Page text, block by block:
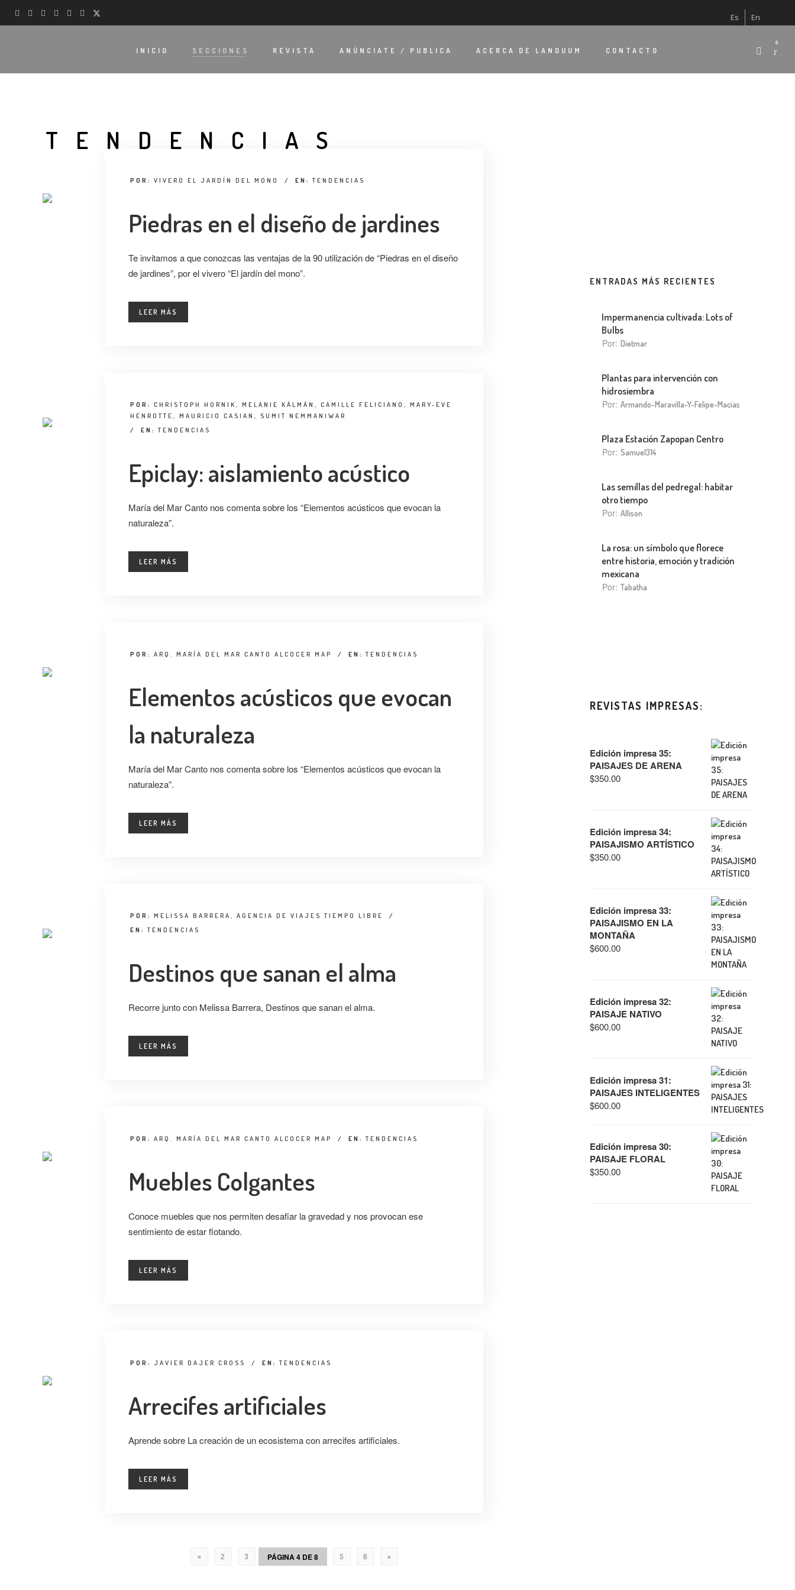
Es En
INICIO SECCIONES REVISTA ANÚNCIATE / PUBLICA ACERCA DE LANDUUM CONTACTO
0
TENDENCIAS
POR: VIVERO EL JARDÍN DEL MONO / EN:TENDENCIAS
Piedras en el diseño de jardines
Te invitamos a que conozcas las ventajas de la 90 utilización de “Piedras en el diseño
de jardines”, por el vivero “El jardín del mono”.
LEER MÁS
POR: CHRISTOPH HORNIK, MELANIE KÁLMÁN, CAMILLE FELICIANO, MARY-EVE
HENROTTE, MAURICIO CASIAN, SUMIT NEMMANIWAR
/
EN:TENDENCIAS
Epiclay: aislamiento acústico
María del Mar Canto nos comenta sobre los “Elementos acústicos que evocan la
naturaleza”.
LEER MÁS
POR: ARQ. MARÍA DEL MAR CANTO ALCOCER MAP / EN:TENDENCIAS
Elementos acústicos que evocan
la naturaleza
María del Mar Canto nos comenta sobre los “Elementos acústicos que evocan la
naturaleza”.
LEER MÁS
POR: MELISSA BARRERA, AGENCIA DE VIAJES TIEMPO LIBRE
/
EN:TENDENCIAS
Destinos que sanan el alma
Recorre junto con Melissa Barrera, Destinos que sanan el alma.
LEER MÁS
POR: ARQ. MARÍA DEL MAR CANTO ALCOCER MAP / EN:TENDENCIAS
Muebles Colgantes
Conoce muebles que nos permiten desafiar la gravedad y nos provocan ese
sentimiento de estar flotando.
LEER MÁS
POR: JAVIER DAJER CROSS / EN:TENDENCIAS
Arrecifes artificiales
Aprende sobre La creación de un ecosistema con arrecifes artificiales.
LEER MÁS
« 2 3 PÁGINA 4 DE 8 5 6 »
ENTRADAS MÁS RECIENTES
Impermanencia cultivada: Lots of
Bulbs
Por: Dietmar
Plantas para intervención con
hidrosiembra
Por: Armando-Maravilla-Y-Felipe-Macias
Plaza Estación Zapopan Centro
Por: Samuel314
Las semillas del pedregal: habitar
otro tiempo
Por: Allison
La rosa: un símbolo que florece
entre historia, emoción y tradición
mexicana
Por: Tabatha
REVISTAS IMPRESAS:
Edición impresa 35:
PAISAJES DE ARENA
$350.00
Edición impresa 34:
PAISAJISMO ARTÍSTICO
$350.00
Edición impresa 33:
PAISAJISMO EN LA
MONTAÑA
$600.00
Edición impresa 32:
PAISAJE NATIVO
$600.00
Edición impresa 31:
PAISAJES INTELIGENTES
$600.00
Edición impresa 30:
PAISAJE FLORAL
$350.00